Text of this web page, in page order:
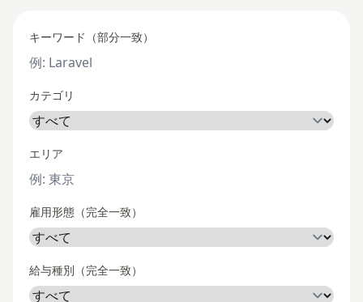
キーワード（部分一致）
カテゴリ
エリア
雇用形態（完全一致）
給与種別（完全一致）